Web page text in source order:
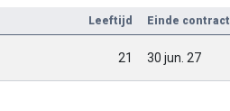
Leeftijd Einde contract
21 30 jun. 27